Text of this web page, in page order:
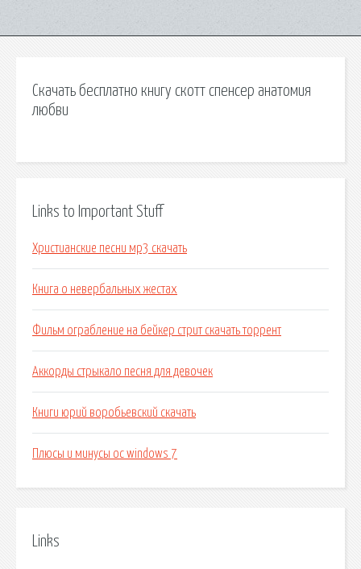
Скачать бесплатно книгу скотт спенсер анатомия
любви
Links to Important Stuff
Христианские песни мр3 скачать
Книга о невербальных жестах
Фильм ограбление на бейкер стрит скачать торрент
Аккорды стрыкало песня для девочек
Книги юрий воробьевский скачать
Плюсы и минусы ос windows 7
Links